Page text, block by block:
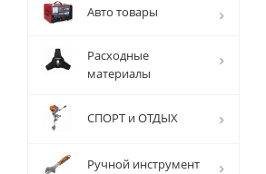
Авто товары
Расходные
материалы
СПОРТ и ОТДЫХ
Ручной инструмент